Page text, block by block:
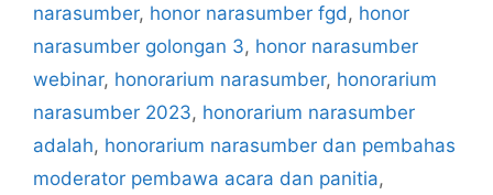
narasumber, honor narasumber fgd , honor
narasumber golongan 3, honor narasumber
webinar, honorarium narasumber, honorarium
narasumber 2023, honorarium narasumber
adalah, honorarium narasumber dan pembahas
moderator pembawa acara dan panitia,